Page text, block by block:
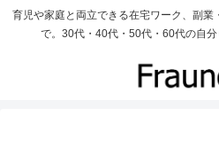
育児や家庭と両立できる在宅ワーク、副業
で。30代・40代・50代・60代の自分